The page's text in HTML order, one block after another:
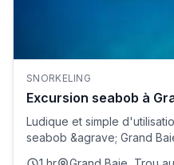
SNORKELING
Excursion seabob à
Ludique et simple
seabob &agrave; Grand